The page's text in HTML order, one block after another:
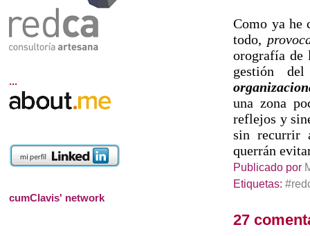
Como ya he
todo,
orografía de
gestión
una zona
reflejos y
sin recurrir
querrán
Publicado por
Etiquetas:
27
...
cumClavis' network